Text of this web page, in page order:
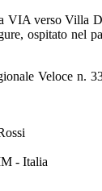
VIA verso Villa
ospitato nel
Veloce n.
- Italia